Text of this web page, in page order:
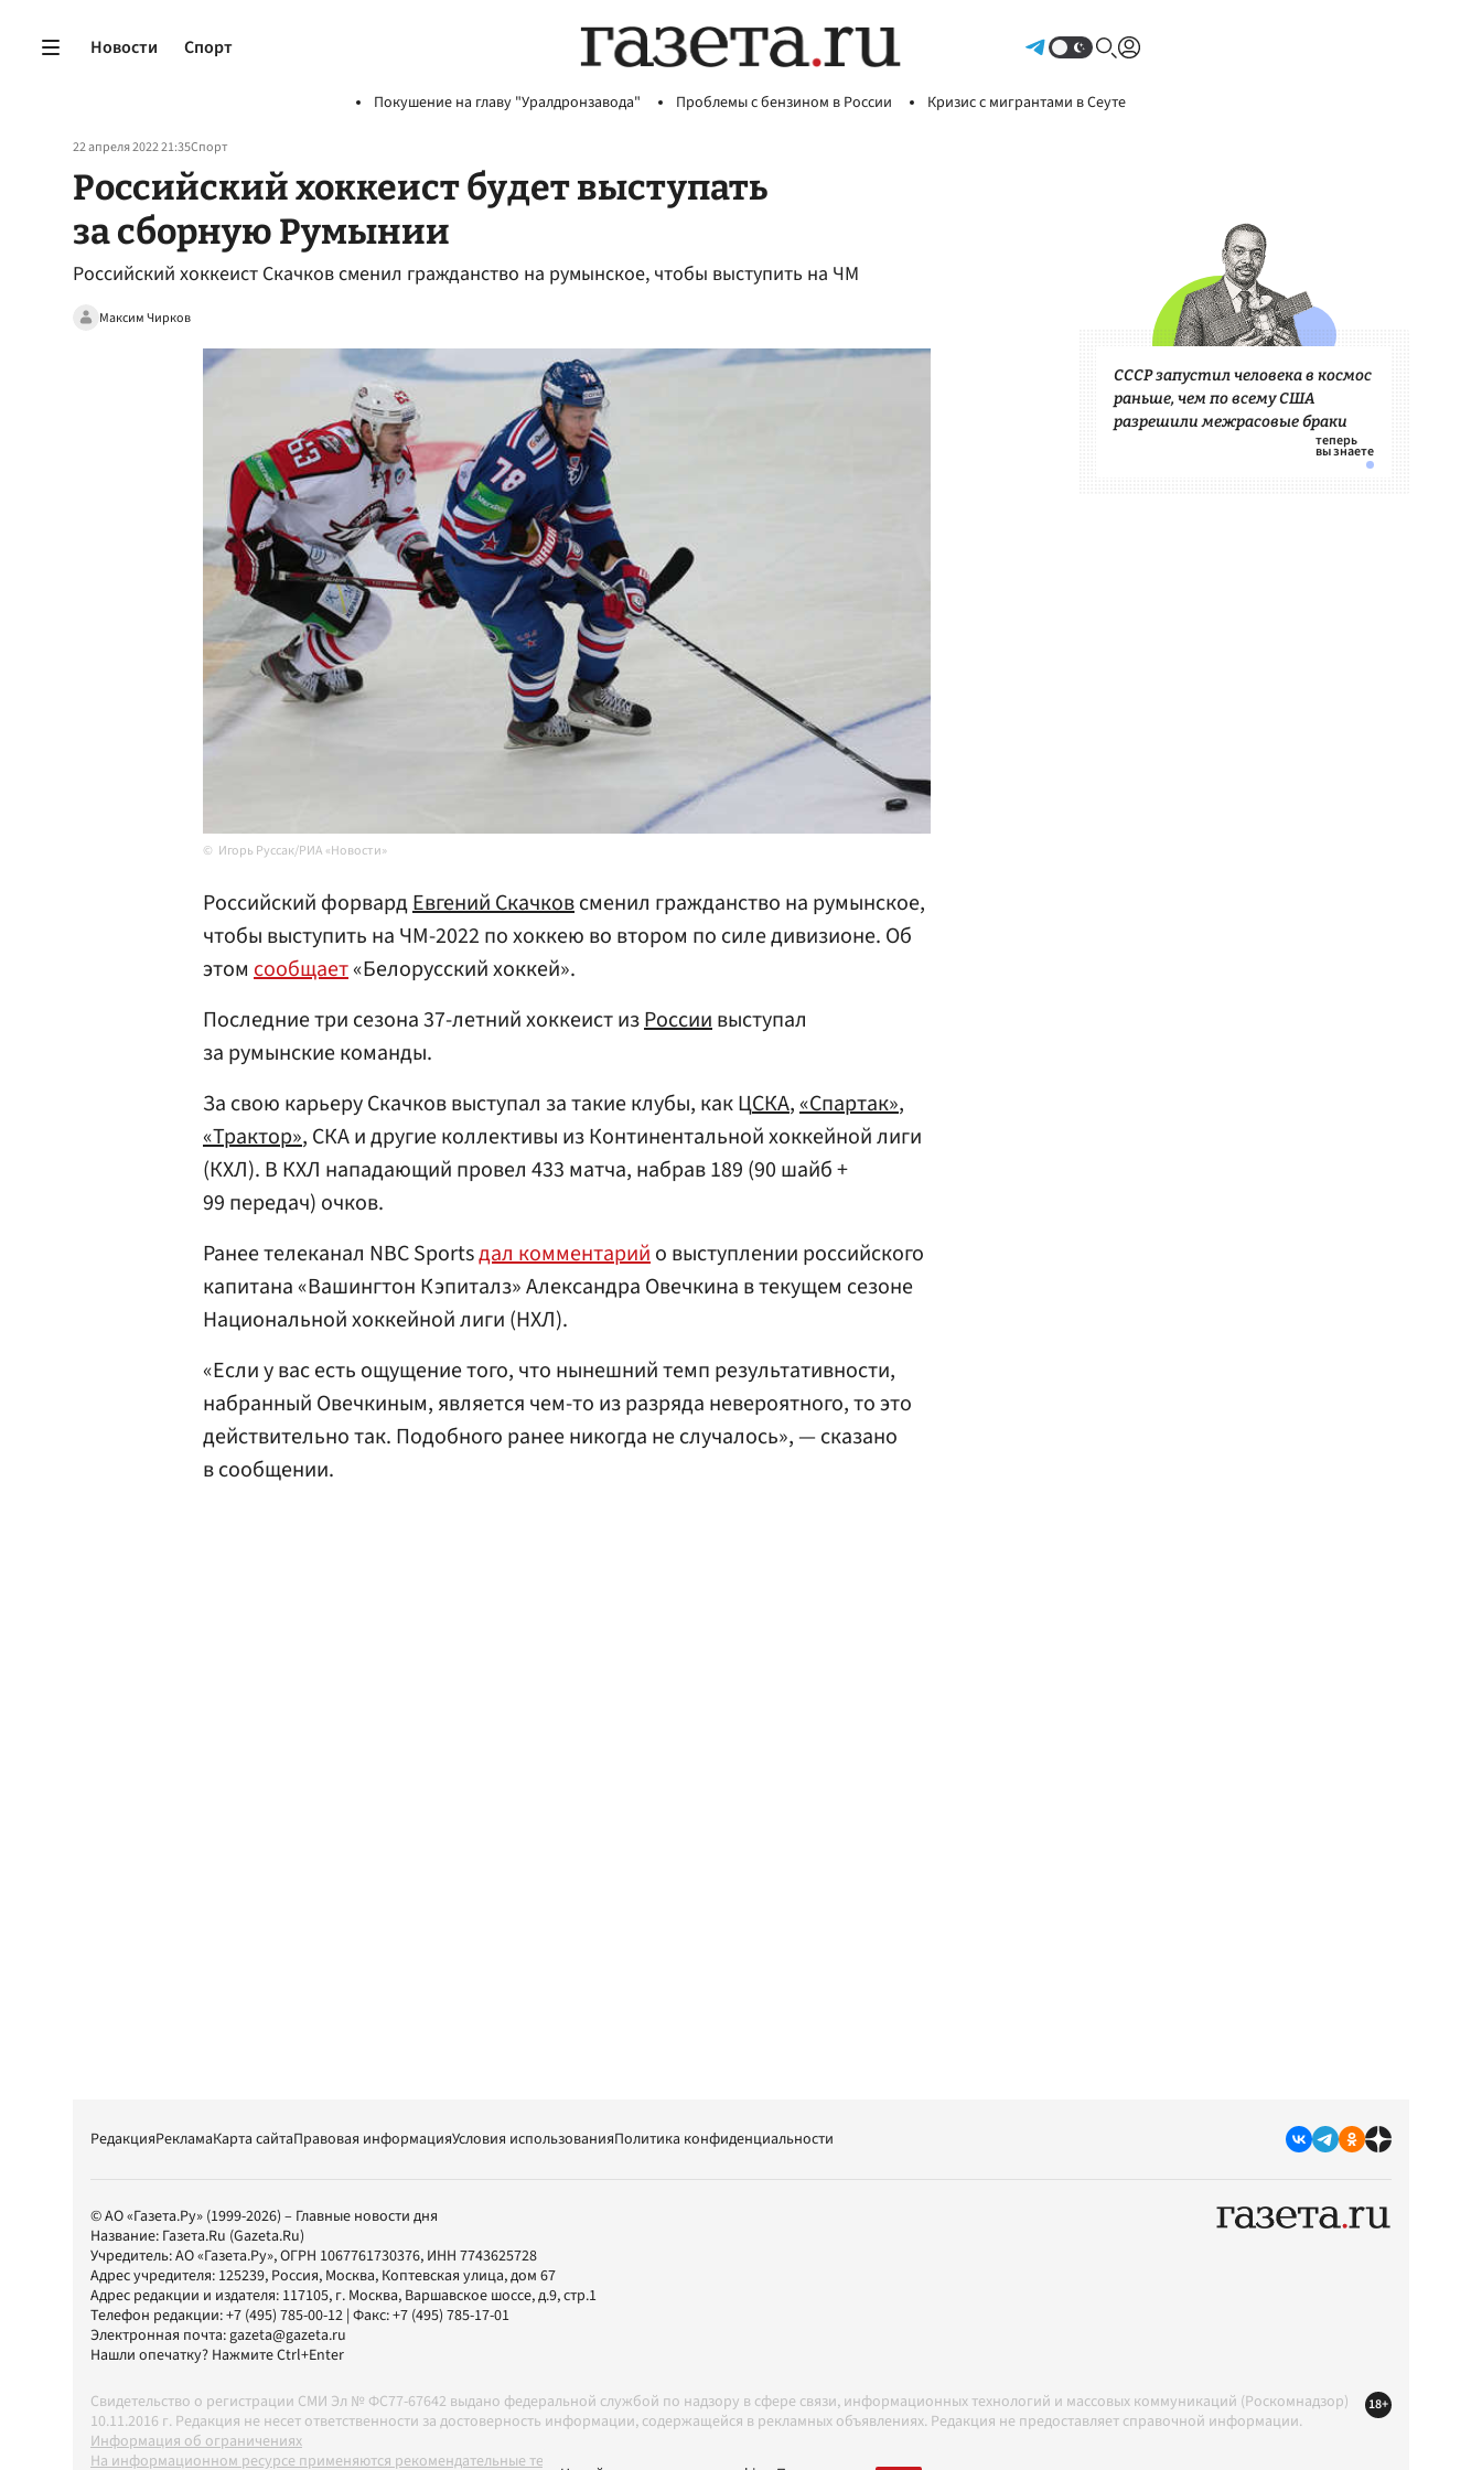
Новости Спорт
Покушение на главу "Уралдронзавода" Проблемы с бензином в России Кризис с мигрантами в Сеуте
22 апреля 2022 21:35Спорт
Российский хоккеист будет выступать
за сборную Румынии
Российский хоккеист Скачков сменил гражданство на румынское, чтобы выступить на ЧМ
Максим Чирков
Игорь Руссак/РИА «Новости»
Российский форвардЕвгений Скачковсменил гражданство на румынское,
чтобы выступить на ЧМ-2022 по хоккею во втором по силе дивизионе. Об
этом сообщает«Белорусский хоккей».
Последние три сезона 37-летний хоккеист изРоссиивыступал
за румынские команды.
За свою карьеру Скачков выступал за такие клубы, как ЦСКА,«Спартак»,
«Трактор», СКА и другие коллективы из Континентальной хоккейной лиги
(КХЛ). В КХЛ нападающий провел 433 матча, набрав 189 (90 шайб +
99 передач) очков.
Ранее телеканал NBC Sportsдал комментарийо выступлении российского
капитана «Вашингтон Кэпиталз» Александра Овечкина в текущем сезоне
Национальной хоккейной лиги (НХЛ).
«Если у вас есть ощущение того, что нынешний темп результативности,
набранный Овечкиным, является чем-то из разряда невероятного, то это
действительно так. Подобного ранее никогда не случалось», — сказано
в сообщении.
СССР запустил человека в космос
раньше, чем по всему США
разрешили межрасовые браки
РедакцияРекламаКарта сайтаПравовая информацияУсловия использованияПолитика конфиденциальности
© АО «Газета.Ру» (1999-2026) – Главные новости дня
Название: Газета.Ru (Gazeta.Ru)
Учредитель:АО «Газета.Ру», ОГРН 1067761730376, ИНН 7743625728
Адрес учредителя: 125239, Россия, Москва, Коптевская улица, дом 67
Адрес редакции и издателя: 117105, г. Москва, Варшавское шоссе, д.9, стр.1
Телефон редакции:+7 (495) 785-00-12 | Факс:+7 (495) 785-17-01
Электронная почта:gazeta@gazeta.ru
Нашли опечатку? Нажмите Ctrl+Enter
Свидетельство о регистрации СМИ Эл № ФС77-67642 выдано федеральной службой по надзору в сфере связи, информационных технологий и массовых коммуникаций (Роскомнадзор)
10.11.2016 г. Редакция не несет ответственности за достоверность информации, содержащейся в рекламных объявлениях. Редакция не предоставляет справочной информации.
Информация об ограничениях
На информационном ресурсе применяются рекомендательные технологии в соответствии с Правилами
18+